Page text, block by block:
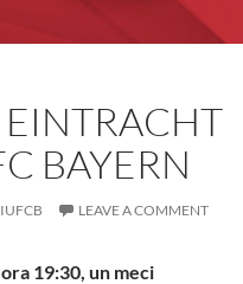
BAYERN
LEAVE A COMMENT
19:30, un meci